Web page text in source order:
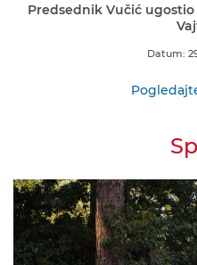
Predsednik Vučić
Datum: